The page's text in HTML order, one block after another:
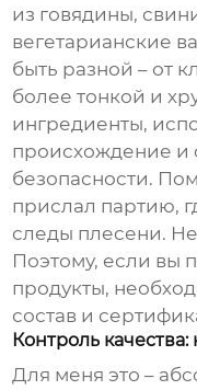
из говядины,
вегетарианские
быть разной – от
более тонкой и
ингредиенты,
происхождение и
безопасности.
прислал партию,
следы плесени.
Поэтому, если вы
продукты,
состав и
Контроль
Для меня это –